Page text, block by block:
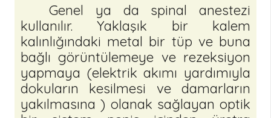
Genel ya da spinal anestezi
kullanılır. Yaklaşık bir kalem
kalınlığındaki metal bir tüp ve buna
bağlı görüntülemeye ve rezeksiyon
yapmaya (elektrik akımı yardımıyla
dokuların kesilmesi ve damarların
yakılmasına ) olanak sağlayan optik